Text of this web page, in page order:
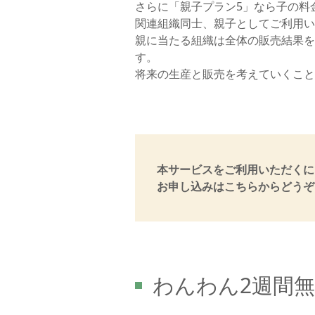
さらに「親子プラン5」なら子の
関連組織同士、親子としてご利用
親に当たる組織は全体の販売結果
す。
将来の生産と販売を考えていくこ
本サービスをご利用いただく
お申し込みはこちらからどう
わんわん2週間